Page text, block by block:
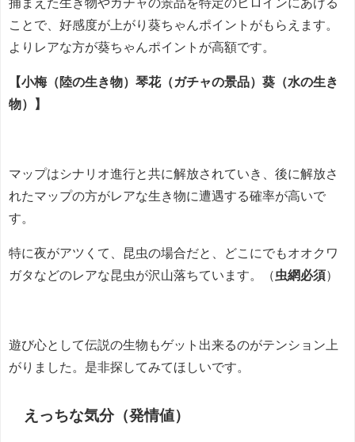
捕まえた生き物やガチャの景品を特定のヒロインにあげる
ことで、好感度が上がり葵ちゃんポイントがもらえます。
よりレアな方が葵ちゃんポイントが高額です。
【小梅（陸の生き物）琴花（ガチャの景品）葵（水の生き
物）】
マップはシナリオ進行と共に解放されていき、 後に解放さ
れたマップの方がレアな生き物に遭遇する確率が高いで
す。
特に夜がアツくて、昆虫の場合だと、どこにでもオオクワ
ガタなどのレアな昆虫が沢山落ちています。（虫網必須）
遊び心として伝説の生物もゲット出来るのがテンション上
がりました。是非探してみてほしいです。
えっちな気分（発情値）